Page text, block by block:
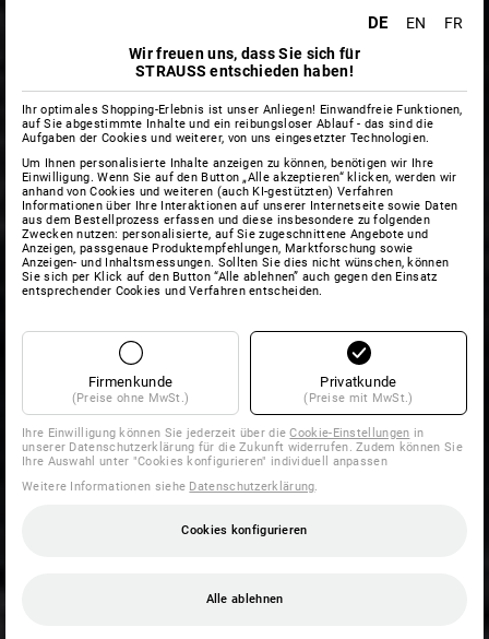
DE EN
FR
Wir freuen uns, dass Sie sich für
STRAUSS entschieden haben!
Ihr optimales Shopping-Erlebnis ist unser Anliegen! Einwandfreie Funktionen,
auf Sie abgestimmte Inhalte und ein reibungsloser Ablauf - das sind die
Aufgaben der Cookies und weiterer, von uns eingesetzter Technologien.
Um Ihnen personalisierte Inhalte anzeigen zu können, benötigen wir Ihre
Einwilligung. Wenn Sie auf den Button „Alle akzeptieren“ klicken, werden wir
anhand von Cookies und weiteren (auch KI-gestützten) Verfahren
Informationen über Ihre Interaktionen auf unserer Internetseite sowie Daten
aus dem Bestellprozess erfassen und diese insbesondere zu folgenden
Zwecken nutzen: personalisierte, auf Sie zugeschnittene Angebote und
Anzeigen, passgenaue Produktempfehlungen, Marktforschung sowie
Anzeigen- und Inhaltsmessungen. Sollten Sie dies nicht wünschen, können
Sie sich per Klick auf den Button “Alle ablehnen” auch gegen den Einsatz
entsprechender Cookies und Verfahren entscheiden.
Firmenkunde
(Preise ohne MwSt.)
Privatkunde
(Preise mit MwSt.)
Ihre Einwilligung können Sie jederzeit über dieCookie-Einstellungen in
unserer Datenschutzerklärung für die Zukunft widerrufen. Zudem können Sie
Ihre Auswahl unter "Cookies konfigurieren" individuell anpassen
Weitere Informationen siehe Datenschutzerklärung
Cookies konfigurieren
Alle ablehnen